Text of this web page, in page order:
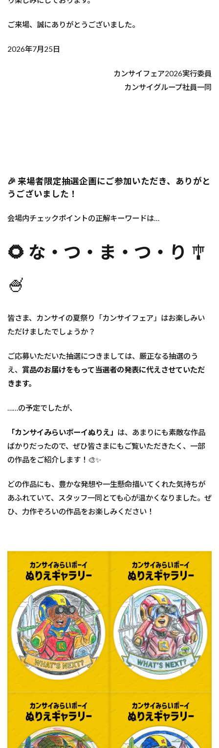
ご来場、誠にありがとうございました。
2026年7月25日
カンサイフェア2026実行委員
カンサイグループ社員一同
🎉 来場者限定抽選企画にご参加いただき、ありがと
うございました！
会場内チェックポイントの正解キーワードは…
🌻 な・つ・ま・つ・り 🎐
🍧
皆さま、カンサイの夏祭り「カンサイフェア」はお楽しみい
ただけましたでしょうか？
ご応募いただいた抽選につきましては、厳正なる抽選のう
え、 賞品のお届けをもって当選者の発表に代えさせていただ
きます。
……の予定でしたが、
「カンサイみらいボーイぬりえ」 は、あまりにも素敵な作品
ばかりだったので、ぜひ皆さまにもご覧いただきたく、一部
の作品をご紹介します！🎨✨
どの作品にも、豊かな発想や一生懸命描いてくれた気持ちが
あふれていて、スタッフ一同とても心が温かくなりました。ぜ
ひ、力作ぞろいの作品をお楽しみください！